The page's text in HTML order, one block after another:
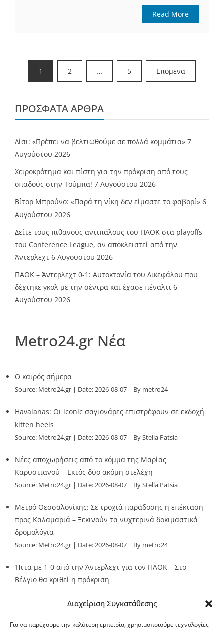
Διαχείριση Συγκατάθεσης
Για να παρέχουμε την καλύτερη εμπειρία, χρησιμοποιούμε τεχνολογίες
Read More
Σελιδοποίηση
άρθρων
1 2 … 5 Επόμενα
ΠΡΌΣΦΑΤΑ ΆΡΘΡΑ
Λίσι: «Πρέπει να βελτιωθούμε σε πολλά κομμάτια» 7
Αυγούστου 2026
Χειροκρότημα και πίστη για την πρόκριση από τους
οπαδούς στην Τούμπα! 7 Αυγούστου 2026
Βίτορ Μπρούνο: «Παρά τη νίκη δεν είμαστε το φαβορί» 6
Αυγούστου 2026
Δείτε τους πιθανούς αντιπάλους του ΠΑΟΚ στα playoffs
του Conference League, αν αποκλειστεί από την
Άντερλεχτ 6 Αυγούστου 2026
ΠΑΟΚ – Άντερλεχτ 0-1: Αυτοκτονία του Δικεφάλου που
δέχτηκε γκολ με την σέντρα και έχασε πέναλτι 6
Αυγούστου 2026
Metro24.gr Νέα
O καιρός σήμερα
Source: Metro24.gr Date: 2026-08-07 By metro24
Havaianas: Οι iconic σαγιονάρες επιστρέφουν σε εκδοχή
kitten heels
Source: Metro24.gr Date: 2026-08-07 By Stella Patsia
Νέες αποχωρήσεις από το κόμμα της Μαρίας
Καρυστιανού – Εκτός δύο ακόμη στελέχη
Source: Metro24.gr Date: 2026-08-07 By Stella Patsia
Μετρό Θεσσαλονίκης: Σε τροχιά παράδοσης η επέκταση
προς Καλαμαριά – Ξεκινούν τα νυχτερινά δοκιμαστικά
δρομολόγια
Source: Metro24.gr Date: 2026-08-07 By metro24
Ήττα με 1-0 από την Άντερλεχτ για τον ΠΑΟΚ – Στο
Βέλγιο θα κριθεί η πρόκριση